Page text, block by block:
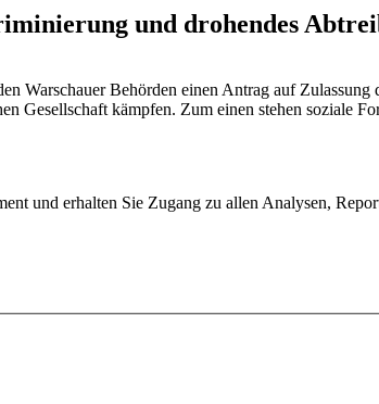
und drohendes
Warschauer Behörden einen Antrag auf
kämpfen. Zum einen stehen soziale
und erhalten Sie Zugang zu allen Analysen,